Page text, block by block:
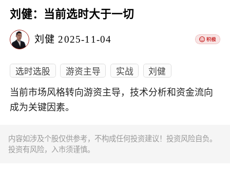
刘健：当前选时大于一切
刘健 2025-11-04
选时选股 游资主导 实战 刘健
当前市场风格转向游资主导，技术分析和资金流向
成为关键因素。
内容如涉及个股仅供参考，不构成任何投资建议！投资风险自负。
投资有风险，入市须谨慎。